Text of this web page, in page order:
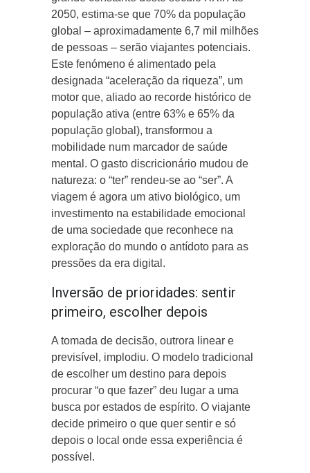
2050, estima-se que 70% da população
global – aproximadamente 6,7 mil milhões
de pessoas – serão viajantes potenciais.
Este fenómeno é alimentado pela
designada “aceleração da riqueza”, um
motor que, aliado ao recorde histórico de
população ativa (entre 63% e 65% da
população global), transformou a
mobilidade num marcador de saúde
mental. O gasto discricionário mudou de
natureza: o “ter” rendeu-se ao “ser”. A
viagem é agora um ativo biológico, um
investimento na estabilidade emocional
de uma sociedade que reconhece na
exploração do mundo o antídoto para as
pressões da era digital.
Inversão de prioridades: sentir
primeiro, escolher depois
A tomada de decisão, outrora linear e
previsível, implodiu. O modelo tradicional
de escolher um destino para depois
procurar “o que fazer” deu lugar a uma
busca por estados de espírito. O viajante
decide primeiro o que quer sentir e só
depois o local onde essa experiência é
possível.